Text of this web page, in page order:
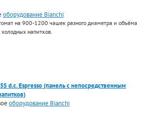
оборудование Bianchi
на 900-1200 чашек разного диаметра и объёма
напитков.
d.c. Espresso (панель с непосредственным
оборудование Bianchi